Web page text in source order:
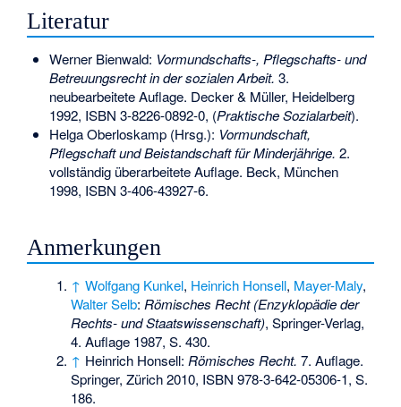
Literatur
Werner Bienwald: Vormundschafts-, Pflegschafts- und
Betreuungsrecht in der sozialen Arbeit. 3.
neubearbeitete Auflage. Decker & Müller, Heidelberg
1992, ISBN 3-8226-0892-0, (Praktische Sozialarbeit).
Helga Oberloskamp(Hrsg.): Vormundschaft,
Pflegschaft und Beistandschaft für Minderjährige. 2.
vollständig überarbeitete Auflage. Beck, München
1998, ISBN 3-406-43927-6.
Anmerkungen
↑ Wolfgang Kunkel, Heinrich Honsell, Mayer-Maly,
Walter Selb:Römisches Recht (Enzyklopädie der
Rechts- und Staatswissenschaft), Springer-Verlag,
4. Auflage 1987, S. 430.
↑ Heinrich Honsell:Römisches Recht. 7. Auflage.
Springer, Zürich 2010, ISBN 978-3-642-05306-1, S.
186.